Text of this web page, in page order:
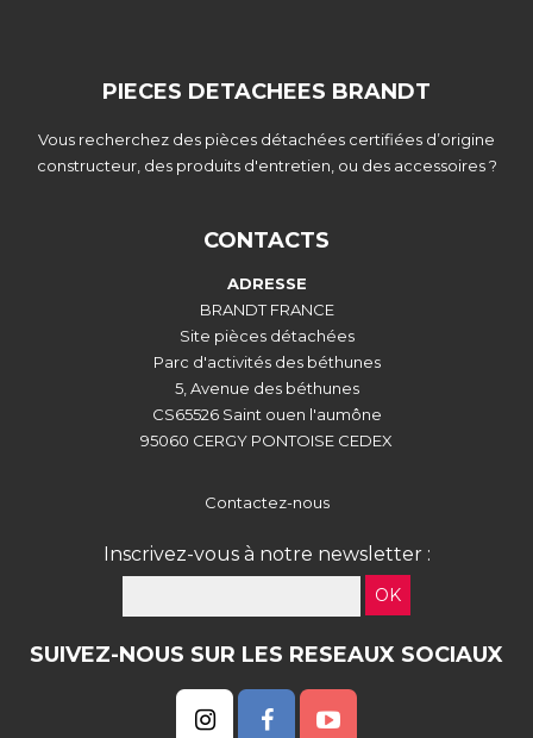
PIECES DETACHEES BRANDT
Vous recherchez des pièces détachées certifiées d’origine
constructeur, des produits d'entretien, ou des accessoires ?
CONTACTS
ADRESSE
BRANDT FRANCE
Site pièces détachées
Parc d'activités des béthunes
5, Avenue des béthunes
CS65526 Saint ouen l'aumône
95060 CERGY PONTOISE CEDEX
Contactez-nous
Inscrivez-vous à notre newsletter :
OK
SUIVEZ-NOUS SUR LES RESEAUX SOCIAUX